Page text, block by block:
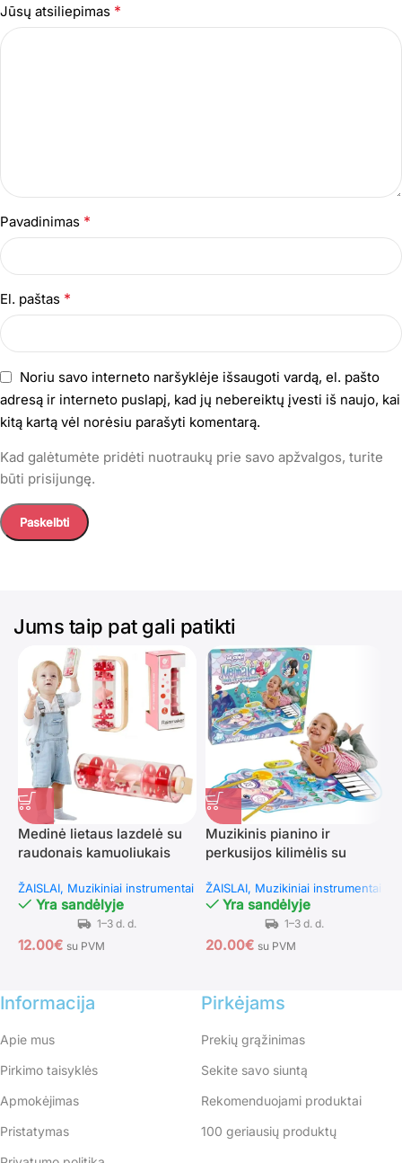
Jūsų atsiliepimas *
Pavadinimas *
El. paštas *
Noriu savo interneto naršyklėje išsaugoti vardą, el. pašto
adresą ir interneto puslapį, kad jų nebereiktų įvesti iš naujo, kai
kitą kartą vėl norėsiu parašyti komentarą.
Kad galėtumėte pridėti nuotraukų prie savo apžvalgos, turite
būti prisijungę.
Jums taip pat gali patikti
Medinė lietaus lazdelė su
raudonais kamuoliukais
ŽAISLAI Muzikiniai instrumentai
Yra sandėlyje
12.00€ su PVM
Muzikinis pianino ir
perkusijos kilimėlis su
ŽAISLAI Muzikiniai instrumentai
Yra sandėlyje
20.00€ su PVM
Informacija
Apie mus
Pirkimo taisyklės
Apmokėjimas
Pristatymas
Pirkėjams
Prekių grąžinimas
Sekite savo siuntą
Rekomenduojami produktai
100 geriausių produktų